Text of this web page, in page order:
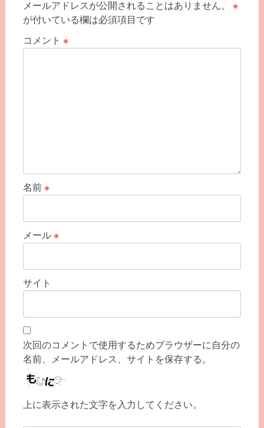
メールアドレスが公開されることはありません。
※
が付いている欄は必須項目です
コメント ※
名前 ※
メール ※
サイト
次回のコメントで使用するためブラウザーに自分の
名前、メールアドレス、サイトを保存する。
上に表示された文字を入力してください。